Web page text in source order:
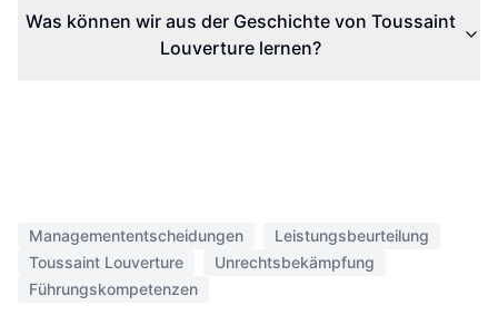
Was können wir aus der Geschichte von Toussaint
Louverture lernen?
Managemententscheidungen
Leistungsbeurteilung
Toussaint Louverture
Unrechtsbekämpfung
Führungskompetenzen